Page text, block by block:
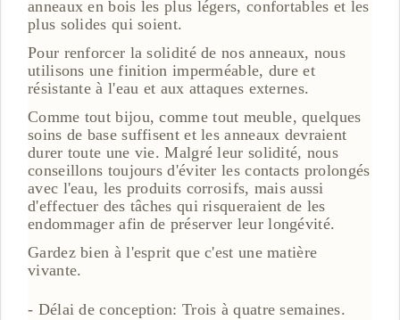
anneaux en bois les plus légers, confortables et les
plus solides qui soient.
Pour renforcer la solidité de nos anneaux, nous
utilisons une finition imperméable, dure et
résistante à l'eau et aux attaques externes.
Comme tout bijou, comme tout meuble, quelques
soins de base suffisent et les anneaux devraient
durer toute une vie. Malgré leur solidité, nous
conseillons toujours d'éviter les contacts prolongés
avec l'eau, les produits corrosifs, mais aussi
d'effectuer des tâches qui risqueraient de les
endommager afin de préserver leur longévité.
Gardez bien à l'esprit que c'est une matière
vivante.
- Délai de conception: Trois à quatre semaines.